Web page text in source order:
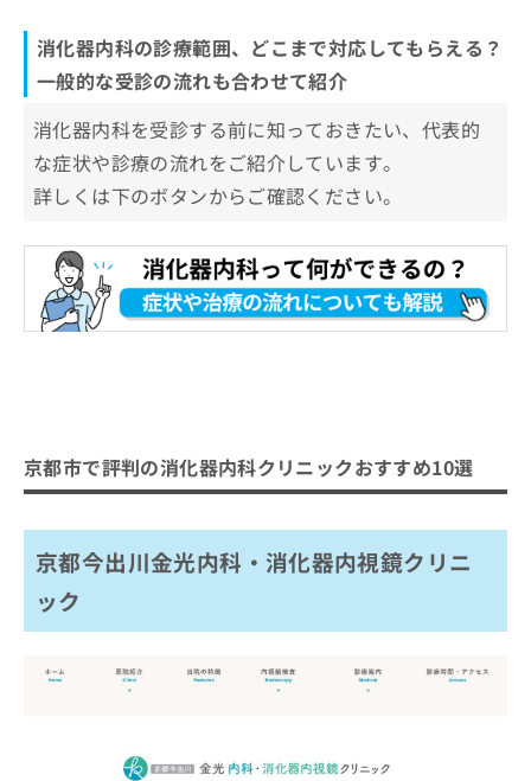
消化器内科の診療範囲、どこまで対応してもらえる？
一般的な受診の流れも合わせて紹介
消化器内科を受診する前に知っておきたい、代表的
な症状や診療の流れをご紹介しています。
詳しくは下のボタンからご確認ください。
京都市で評判の消化器内科クリニックおすすめ10選
京都今出川金光内科・消化器内視鏡クリニ
ック